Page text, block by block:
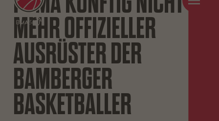
MEHR OFFIZIELLER
AUSRÜSTER DER
BAMBERGER
BASKETBALLER